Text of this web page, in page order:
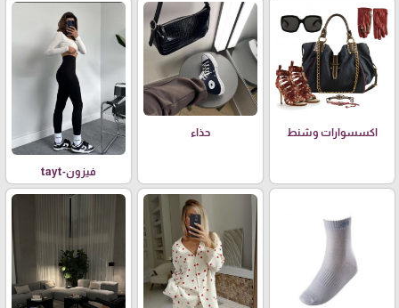
اكسسوارات وشنط حذاء
فيزون-tayt